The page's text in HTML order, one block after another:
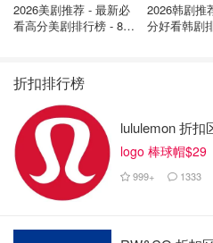
15岁少女
救出，警察
2026美剧推荐 - 最新必
看高分美剧排行榜 - 8月
2026韩剧推
分好看韩剧
折扣排行榜
lululemon 折扣
logo 棒球帽$29
999+ 1333